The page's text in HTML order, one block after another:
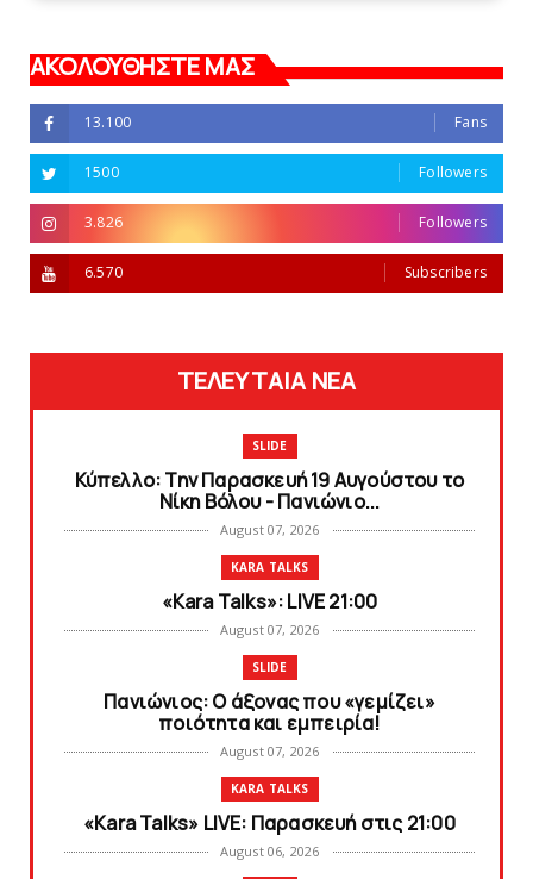
ΑΚΟΛΟΥΘΗΣΤΕ ΜΑΣ
13.100 Fans
1500 Followers
3.826 Followers
6.570 Subscribers
ΤΕΛΕΥΤΑΙΑ ΝΕΑ
SLIDE
Κύπελλο: Την Παρασκευή 19 Αυγούστου το
Νίκη Βόλου - Πανιώνιο...
August 07, 2026
KARA TALKS
«Kara Talks»: LIVE 21:00
August 07, 2026
SLIDE
Πανιώνιος: O άξονας που «γεμίζει»
ποιότητα και εμπειρία!
August 07, 2026
KARA TALKS
«Kara Talks» LIVE: Παρασκευή στις 21:00
August 06, 2026